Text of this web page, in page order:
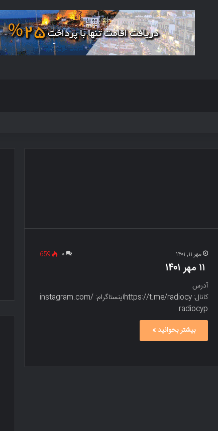
مهر ۱۱, ۱۴۰۱ ۰ 659
آدرس
کانال: https://t.me/radiocyاینستاگرام: instagram.com/
radiocyp
بیشتر بخوانید »